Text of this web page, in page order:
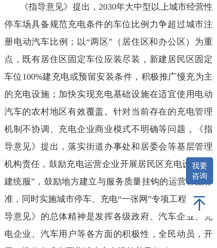
《指导意见》提出，2030年大中型以上城市经营性
停车场具备规范充电条件的车位比例力争超过城市注
册电动汽车比例；以“两区”（居住区和办公区）为重
点，既有居住区固定车位应装尽装，新建居民区固定
车位100%建充电或预留安装条件，积极推广慢充为主
的充电设施；加快实现充电基础设施在适宜使用电动
汽车的农村地区有效覆盖。针对当前存在的充电管理
机制不协调、充电企业商业模式不明确等问题，《指
导意见》提出，落实街道办事处和居委会等基层管理
机构责任，鼓励充电运营企业开展居民区充电设施“统
建统服”，鼓励地方建立与服务质量挂钩的运营补贴标
准，同时实施城市停车、充电“一张网”专项工程。《指
导意见》的总体精神是发挥各级政府、汽车企业、充
电企业、汽车用户等各方面的积极性，全民动员，开
我要
咨询